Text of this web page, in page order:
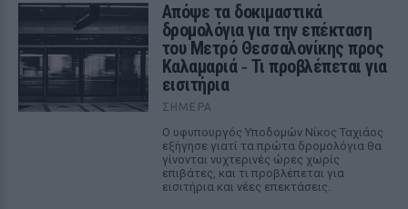
Απόψε τα δοκιμαστικά
δρομολόγια για την επέκταση
του Μετρό Θεσσαλονίκης προς
Καλαμαριά ‑ Τι προβλέπεται για
εισιτήρια
ΣΉΜΕΡΑ
Ο υφυπουργός Υποδομών Νίκος Ταχιάος
εξήγησε γιατί τα πρώτα δρομολόγια θα
γίνονται νυχτερινές ώρες χωρίς
επιβάτες, και τι προβλέπεται για
εισιτήρια και νέες επεκτάσεις.